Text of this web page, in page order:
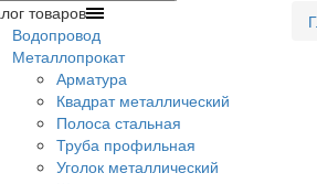
товаров
Водопровод
Металлопрокат
Арматура
Квадрат металлический
Полоса стальная
Труба профильная
Уголок металлический